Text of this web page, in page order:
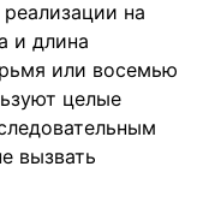
на
и длина
или восемью
целые
вызвать